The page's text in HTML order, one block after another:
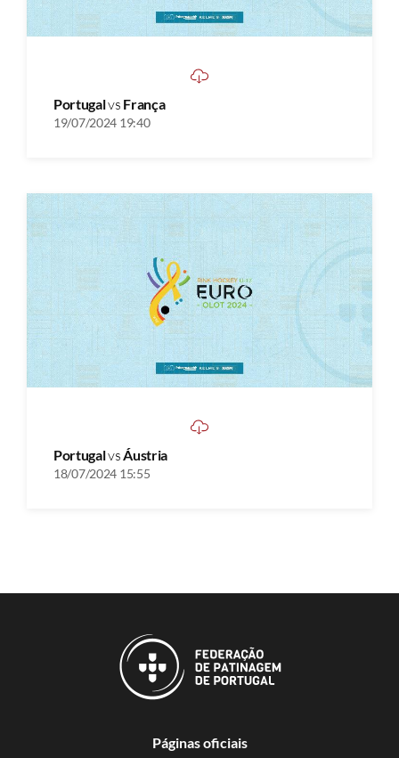
Portugalvs França
19/07/2024 19:40
PortugalvsÁustria
18/07/2024 15:55
Páginas oficiais